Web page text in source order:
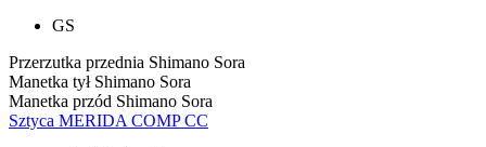
GS
Przerzutka przednia Shimano Sora
Manetka tył Shimano Sora
Manetka przód Shimano Sora
Sztyca MERIDA COMP CC